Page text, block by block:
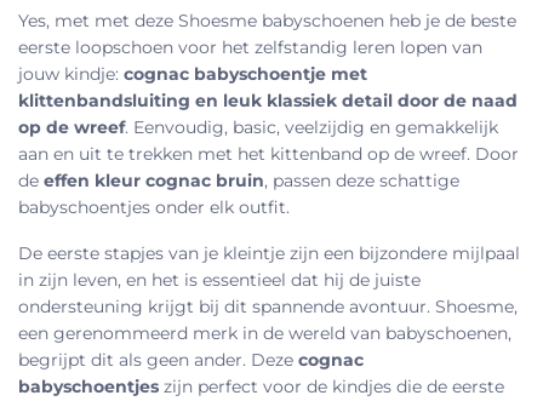
Yes, met met deze Shoesme babyschoenen heb je de beste
eerste loopschoen voor het zelfstandig leren lopen van
jouw kindje: cognac babyschoentje met
klittenbandsluiting en leuk klassiek detail door de naad
op de wreef. Eenvoudig, basic, veelzijdig en gemakkelijk
aan en uit te trekken met het kittenband op de wreef. Door
de effen kleur cognac bruin, passen deze schattige
babyschoentjes onder elk outfit.
De eerste stapjes van je kleintje zijn een bijzondere mijlpaal
in zijn leven, en het is essentieel dat hij de juiste
ondersteuning krijgt bij dit spannende avontuur. Shoesme,
een gerenommeerd merk in de wereld van babyschoenen,
begrijpt dit als geen ander. Deze cognac
babyschoentjes zijn perfect voor de kindjes die de eerste